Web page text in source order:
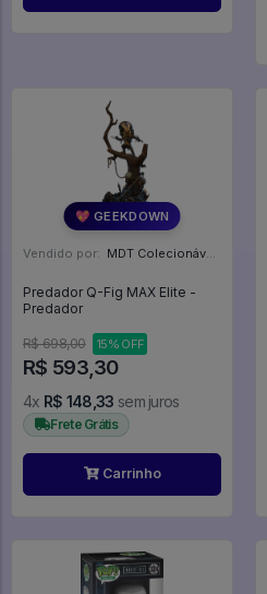
💖 GEEKDOWN
Vendido por: MDT Colecionáveis - DF
Predador Q-Fig MAX Elite -
Predador
R$ 698,00 15% OFF
R$ 593,30
4x R$ 148,33 sem juros
Frete Grátis
Carrinho